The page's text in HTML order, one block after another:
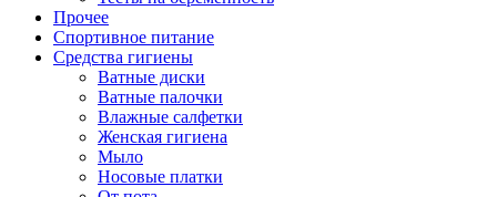
Прочее
Спортивное питание
Средства гигиены
Ватные диски
Ватные палочки
Влажные салфетки
Женская гигиена
Мыло
Носовые платки